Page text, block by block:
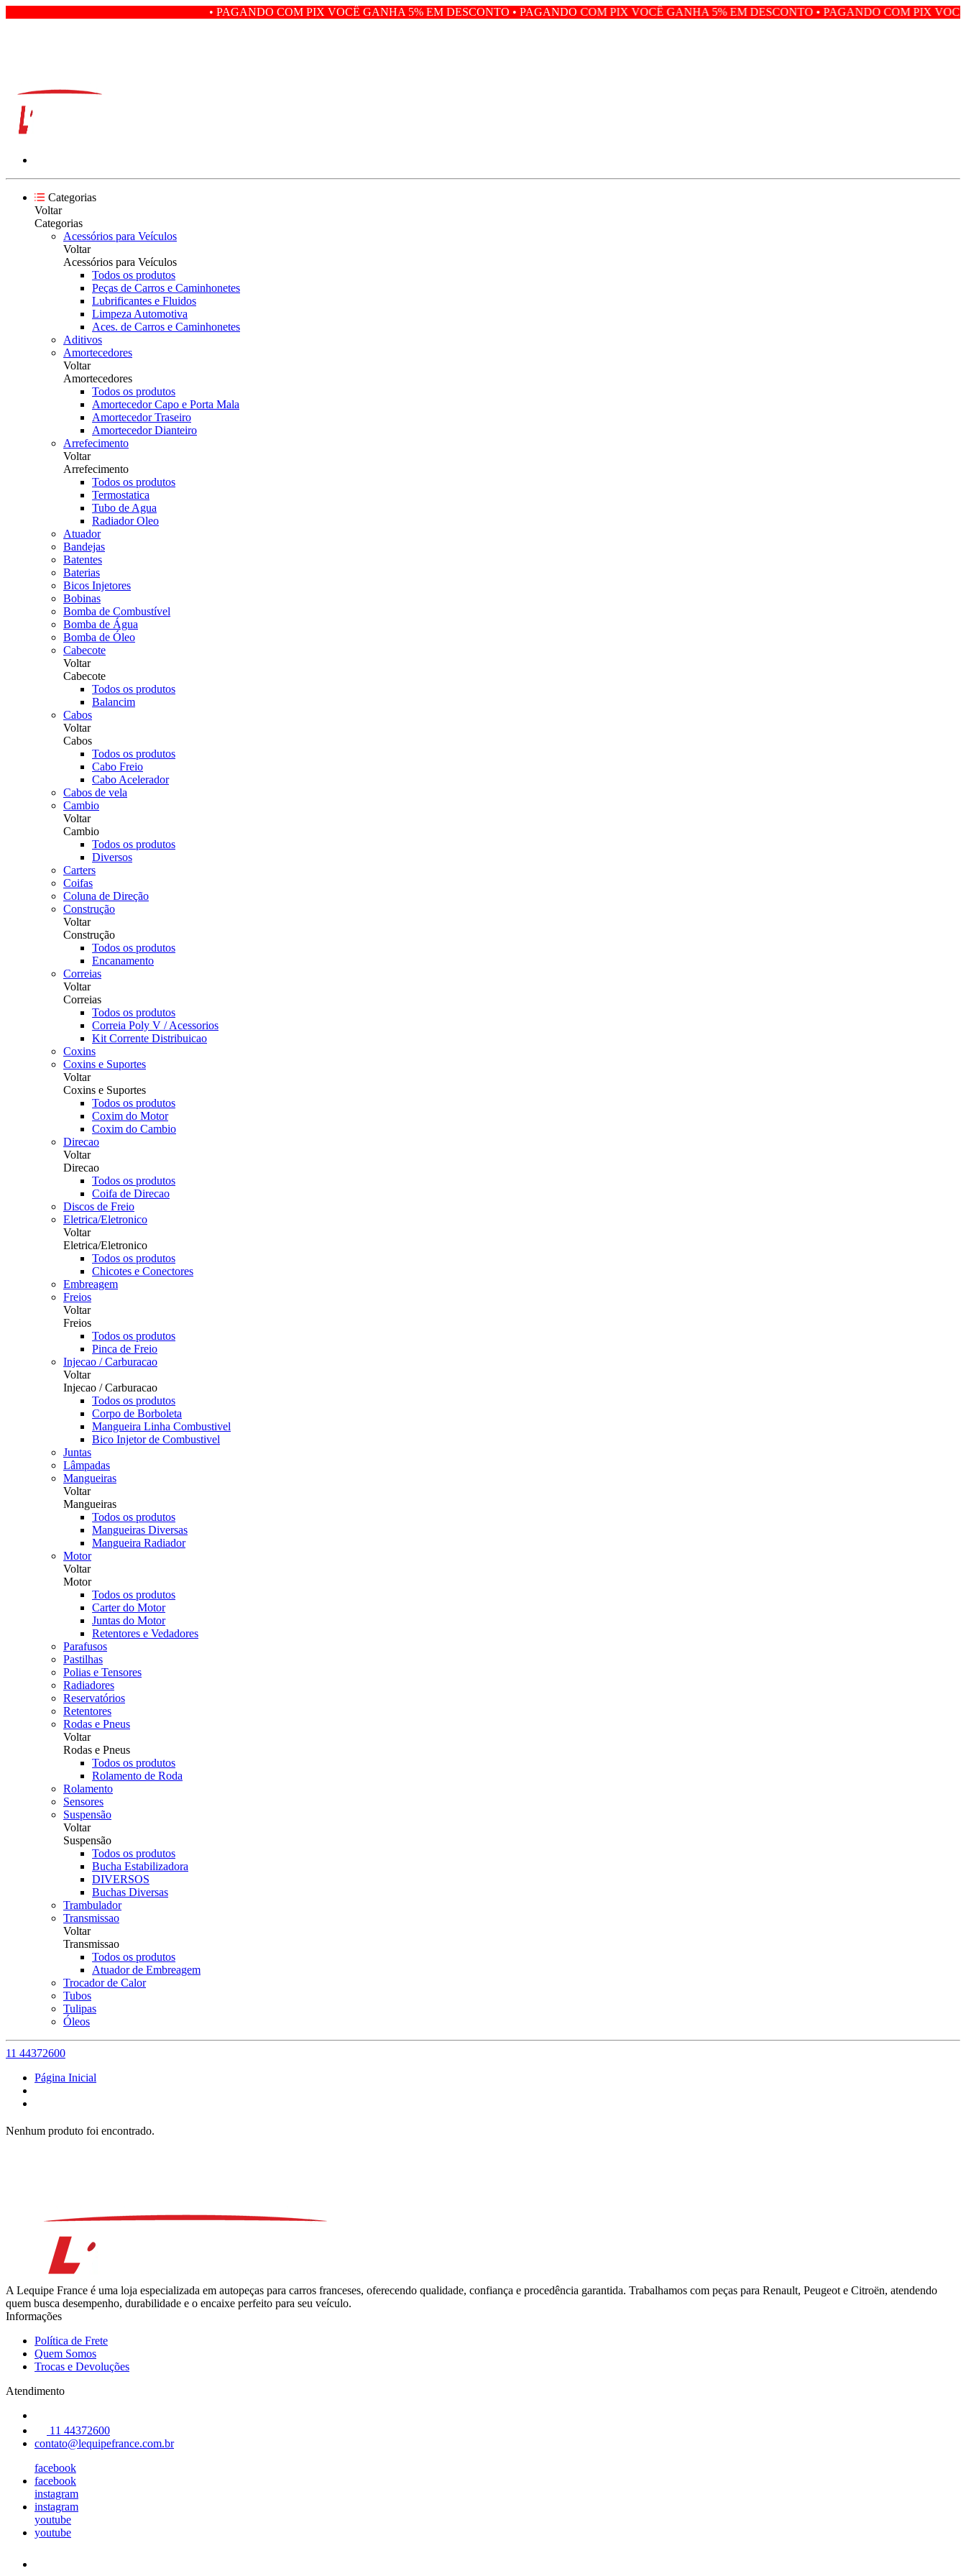
• PAGANDO COM PIX VOCÊ GANHA 5% EM DESCONTO • PAGANDO COM PIX VOCÊ GANHA 5% EM DESCONTO • PAGANDO COM PIX VOCÊ GANHA 5% EM
Categorias
Voltar
Categorias
Acessórios para Veículos
Voltar
Acessórios para Veículos
Todos os produtos
Peças de Carros e Caminhonetes
Lubrificantes e Fluidos
Limpeza Automotiva
Aces. de Carros e Caminhonetes
Aditivos
Amortecedores
Voltar
Amortecedores
Todos os produtos
Amortecedor Capo e Porta Mala
Amortecedor Traseiro
Amortecedor Dianteiro
Arrefecimento
Voltar
Arrefecimento
Todos os produtos
Termostatica
Tubo de Agua
Radiador Oleo
Atuador
Bandejas
Batentes
Baterias
Bicos Injetores
Bobinas
Bomba de Combustível
Bomba de Água
Bomba de Óleo
Cabecote
Voltar
Cabecote
Todos os produtos
Balancim
Cabos
Voltar
Cabos
Todos os produtos
Cabo Freio
Cabo Acelerador
Cabos de vela
Cambio
Voltar
Cambio
Todos os produtos
Diversos
Carters
Coifas
Coluna de Direção
Construção
Voltar
Construção
Todos os produtos
Encanamento
Correias
Voltar
Correias
Todos os produtos
Correia Poly V / Acessorios
Kit Corrente Distribuicao
Coxins
Coxins e Suportes
Voltar
Coxins e Suportes
Todos os produtos
Coxim do Motor
Coxim do Cambio
Direcao
Voltar
Direcao
Todos os produtos
Coifa de Direcao
Discos de Freio
Eletrica/Eletronico
Voltar
Eletrica/Eletronico
Todos os produtos
Chicotes e Conectores
Embreagem
Freios
Voltar
Freios
Todos os produtos
Pinca de Freio
Injecao / Carburacao
Voltar
Injecao / Carburacao
Todos os produtos
Corpo de Borboleta
Mangueira Linha Combustivel
Bico Injetor de Combustivel
Juntas
Lâmpadas
Mangueiras
Voltar
Mangueiras
Todos os produtos
Mangueiras Diversas
Mangueira Radiador
Motor
Voltar
Motor
Todos os produtos
Carter do Motor
Juntas do Motor
Retentores e Vedadores
Parafusos
Pastilhas
Polias e Tensores
Radiadores
Reservatórios
Retentores
Rodas e Pneus
Voltar
Rodas e Pneus
Todos os produtos
Rolamento de Roda
Rolamento
Sensores
Suspensão
Voltar
Suspensão
Todos os produtos
Bucha Estabilizadora
DIVERSOS
Buchas Diversas
Trambulador
Transmissao
Voltar
Transmissao
Todos os produtos
Atuador de Embreagem
Trocador de Calor
Tubos
Tulipas
Óleos
11 44372600
Página Inicial
Nenhum produto foi encontrado.
A Lequipe France é uma loja especializada em autopeças para carros franceses, oferecendo qualidade, confiança e procedência garantida. Trabalhamos com peças para Renault, Peugeot e Citroën, atendendo
quem busca desempenho, durabilidade e o encaixe perfeito para seu veículo.
Informações
Política de Frete
Quem Somos
Trocas e Devoluções
Atendimento
11 44372600
contato@lequipefrance.com.br
facebook
facebook
instagram
instagram
youtube
youtube